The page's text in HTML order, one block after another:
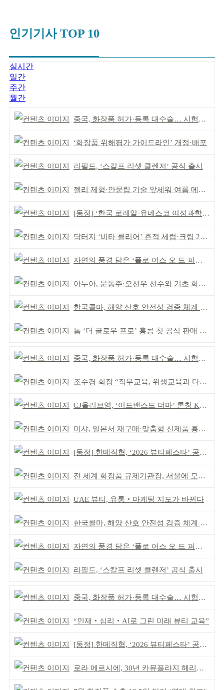
인기기사 TOP 10
실시간
일간
주간
월간
중국, 화장품 허가·등록 대수술… 시험자료 공용 허용
‘화장품 위해평가 가이드라인’ 개정·배포
리필드, ‘스칼프 리셋 클렌저’ 공식 출시
젤리 제형·안묻립 기술 앞세워 여름 메이크업 시장 공략
[동정] ‘한국 로레알-유네스코 여성과학자상’ 발표
닥터지 ‘비타 클리어’ 흔적 세럼·크림 2종 출시
자연의 풍경 담은 ‘폴로 어스 오 드 퍼퓸’ 4종 출시
아누아, 문동주·오선우 선수와 기초 화장품 기부
한국콜마, 해양 산호 안전성 검증 체계 구축
톰 ‘더 글로우 프로’ 홍콩 첫 공식 판매 완판
중국, 화장품 허가·등록 대수술… 시험자료 공용 허용
조수경 회장 “직무교육, 위생교육과 다르다”
CJ올리브영, ‘어드밴스드 더마’ 론칭 K더마 육성 박차
미샤, 일본서 재구매·맞춤형 신제품 흥행 ‘쌍끌이’
[동정] 한메직협, ‘2026 뷰티페스타’ 공동 주최
전 세계 화장품 규제기관장, 서울에 모인다
UAE 뷰티, 유통‧마케팅 지도가 바뀐다
한국콜마, 해양 산호 안전성 검증 체계 구축
자연의 풍경 담은 ‘폴로 어스 오 드 퍼퓸’ 4종 출시
리필드, ‘스칼프 리셋 클렌저’ 공식 출시
중국, 화장품 허가·등록 대수술… 시험자료 공용 허용
“인재‧심리‧AI로 그린 미래 뷰티 교육”
[동정] 한메직협, ‘2026 뷰티페스타’ 공동 주최
로라 메르시에, 30년 카뮤플라지 헤리티지 담아